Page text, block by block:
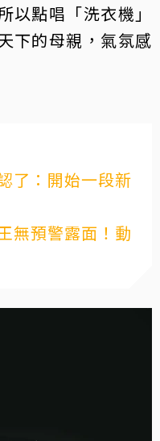
以點唱「洗衣機」
下的母親，氣氛感
了：開始一段新
無預警露面！動